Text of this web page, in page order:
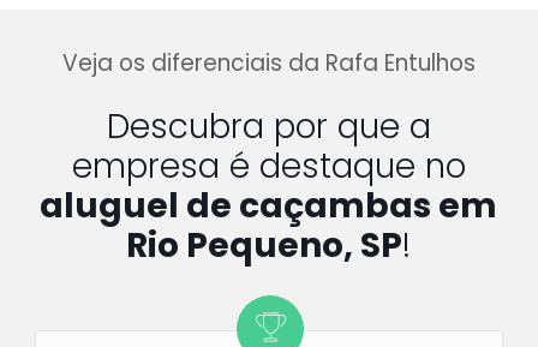
Veja os diferenciais da Rafa Entulhos
Descubra por que a
empresa é destaque no
aluguel de caçambas em
Rio Pequeno, SP!